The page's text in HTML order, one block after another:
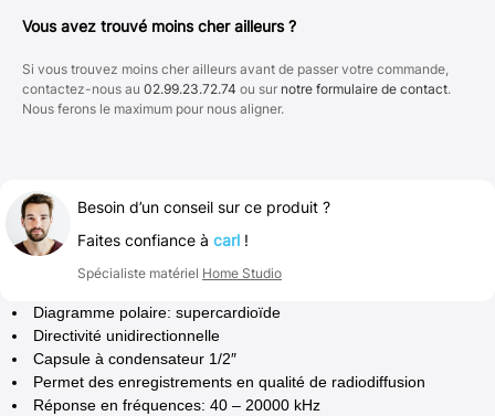
Vous avez trouvé moins cher ailleurs ?
Si vous trouvez moins cher ailleurs avant de passer votre commande,
contactez-nous au 02.99.23.72.74 ou sur notre formulaire de contact.
Nous ferons le maximum pour nous aligner.
Besoin d’un conseil sur ce produit ?
Faites confiance à carl !
Spécialiste matériel Home Studio
Diagramme polaire: supercardioïde
Directivité unidirectionnelle
Capsule à condensateur 1/2″
Permet des enregistrements en qualité de radiodiffusion
Réponse en fréquences: 40 – 20000 kHz